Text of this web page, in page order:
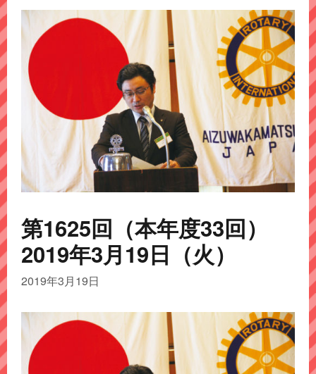
プ
第1625回（本年度33回）
2019年3月19日（火）
2019年3月19日